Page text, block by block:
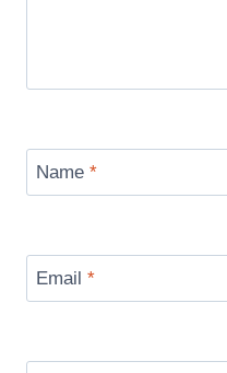
Name *
Email *